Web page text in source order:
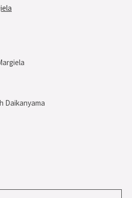
Daikanyama